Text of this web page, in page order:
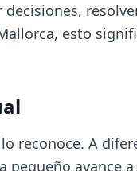
esto
reconoce. A
pequeño avance